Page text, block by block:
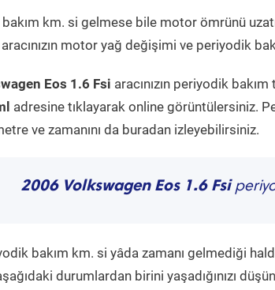
bakım km. si gelmese bile motor ömrünü
aracınızın motor yağ değişimi ve periyodik
Eos 1.6 Fsi aracınızın periyodik
adresine tıklayarak online görüntülersiniz.
ve zamanını da buradan izleyebilirsiniz.
2006 Volkswagen Eos 1.6 Fsi
bakım km. si yâda zamanı gelmediği
durumlardan birini yaşadığınızı